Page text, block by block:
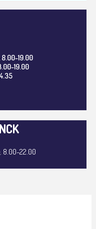
19.00
19.00
8.00-22.00